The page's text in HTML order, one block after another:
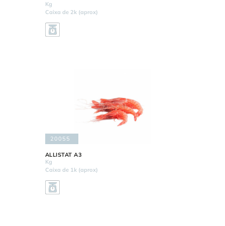
Kg
Caixa de 2k (aprox)
20055
ALLISTAT A3
Kg
Caixa de 1k (aprox)